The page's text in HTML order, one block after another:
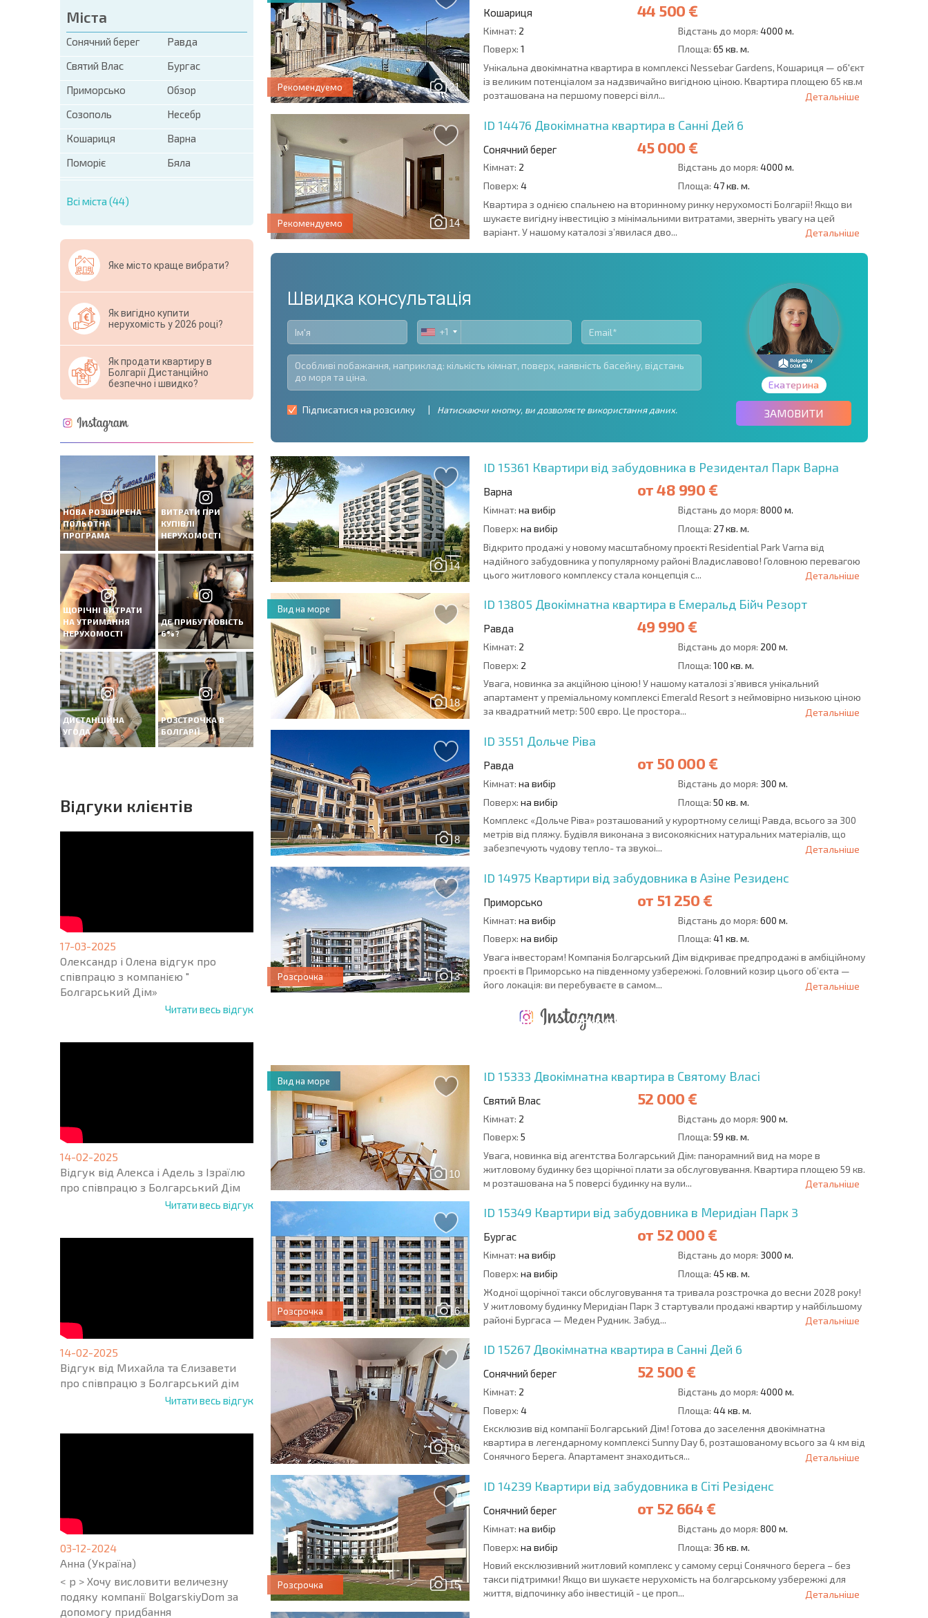
Міста
Сонячний берег
Равда
Святий Влас
Бургас
Приморсько
Обзор
Созополь
Несебр
Кошариця
Варна
Поморіє
Бяла
Всі міста (44)
Яке місто краще вибрати?
Як вигідно купити
нерухомість у 2026 році?
Як продати квартиру в
Болгарії Дистанційно
безпечно і швидко?
НОВА РОЗШИРЕНА
ПОЛЬОТНА
ПРОГРАМА
ВИТРАТИ ПРИ
КУПІВЛІ
НЕРУХОМОСТІ
ЩОРІЧНІ ВИТРАТИ
НА УТРИМАННЯ
НЕРУХОМОСТІ
ДЕ ПРИБУТКОВІСТЬ
6%?
ДИСТАНЦІЙНА
УГОДА
РОЗСТРОЧКА В
БОЛГАРІЇ
Вiдгуки клієнтів
17-03-2025
Олександр і Олена відгук про
співпрацю з компанією "
Болгарський Дім»
Читати весь відгук
14-02-2025
Відгук від Алекса і Адель з Ізраїлю
про співпрацю з Болгарський Дім
Читати весь відгук
14-02-2025
Відгук від Михайла та Єлизавети
про співпрацю з Болгарський дім
Читати весь відгук
03-12-2024
Анна (Україна)
< p > Хочу висловити величезну
подяку компанії BolgarskiyDom за
допомогу придбання
21
Рекомендуемо
Кошариця 44 500 €
Кімнат: 2 Відстань до моря: 4000 м.
Поверх: 1 Площа: 65 кв. м.
Унікальна двокімнатна квартира в комплексі Nessebar Gardens, Кошариця — об'єкт
із великим потенціалом за надзвичайно вигідною ціною. Квартира площею 65 кв.м
розташована на першому поверсі вілл...
Детальніше
14
Рекомендуемо
ID 14476 Двокімнатна квартира в Санні Дей 6
Сонячний берег 45 000 €
Кімнат: 2 Відстань до моря: 4000 м.
Поверх: 4 Площа: 47 кв. м.
Квартира з однією спальнею на вторинному ринку нерухомості Болгарії! Якщо ви
шукаєте вигідну інвестицію з мінімальними витратами, зверніть увагу на цей
варіант. У нашому каталозі з’явилася дво...
Детальніше
Швидка консультація
United
+1
+1
Підписатися на розсилку Натискаючи кнопку, ви дозволяєте використання даних.
Екатерина
ЗАМОВИТИ
14
ID 15361 Квартири від забудовника в Резидентал Парк Варна
Варна от48 990 €
Кімнат: на вибір Відстань до моря: 8000 м.
Поверх: на вибір Площа: 27 кв. м.
Відкрито продажі у новому масштабному проєкті Residential Park Varna від
надійного забудовника у популярному районі Владиславово! Головною перевагою
цього житлового комплексу стала концепція с...
Детальніше
18
ID 13805 Двокімнатна квартира в Емеральд Бійч Резорт
Равда 49 990 €
Кімнат: 2 Відстань до моря: 200 м.
Поверх: 2 Площа: 100 кв. м.
Вид на море
Увага, новинка за акційною ціною! У нашому каталозі з’явився унікальний
апартамент у преміальному комплексі Emerald Resort з неймовірно низькою ціною
за квадратний метр: 500 євро. Це простора...
Детальніше
8
ID 3551 Дольче Ріва
Равда от 50 000 €
Кімнат: на вибір Відстань до моря: 300 м.
Поверх: на вибір Площа: 50 кв. м.
Комплекс «Дольче Ріва» розташований у курортному селищі Равда, всього за 300
метрів від пляжу. Будівля виконана з високоякісних натуральних матеріалів, що
забезпечують чудову тепло- та звукоі...
Детальніше
3
Розсрочка
ID 14975 Квартири від забудовника в Азіне Резиденс
Приморсько от 51 250 €
Кімнат: на вибір Відстань до моря: 600 м.
Поверх: на вибір Площа: 41 кв. м.
Увага інвесторам! Компанія Болгарський Дім відкриває предпродажі в амбіційному
проєкті в Приморсько на південному узбережжі. Головний козир цього об’єкта —
його локація: ви перебуваєте в самом...
Детальніше
ВИТРАТИ НА
УТРИМАННЯ
ПРИБУТКОВІСТЬ
10
ID 15333 Двокімнатна квартира в Святому Власі
Святий Влас 52 000 €
Кімнат: 2 Відстань до моря: 900 м.
Поверх: 5 Площа: 59 кв. м.
Вид на море
Увага, новинка від агентства Болгарський Дім: панорамний вид на море в
житловому будинку без щорічної плати за обслуговування. Квартира площею 59 кв.
м розташована на 5 поверсі будинку на вули...
Детальніше
6
Розсрочка
ID 15349 Квартири від забудовника в Меридіан Парк 3
Бургас от 52 000 €
Кімнат: на вибір Відстань до моря: 3000 м.
Поверх: на вибір Площа: 45 кв. м.
Жодної щорічної такси обслуговування та тривала розстрочка до весни 2028 року!
У житловому будинку Меридіан Парк 3 стартували продажі квартир у найбільшому
районі Бургаса — Меден Рудник. Забуд...
Детальніше
10
ID 15267 Двокімнатна квартира в Санні Дей 6
Сонячний берег 52 500 €
Кімнат: 2 Відстань до моря: 4000 м.
Поверх: 4 Площа: 44 кв. м.
Ексклюзив від компанії Болгарський Дім! Готова до заселення двокімнатна
квартира в легендарному комплексі Sunny Day 6, розташованому всього за 4 км від
Сонячного Берега. Апартамент знаходиться...
Детальніше
15
Розсрочка
ID 14239 Квартири від забудовника в Сіті Резіденс
Сонячний берег от 52 664 €
Кімнат: на вибір Відстань до моря: 800 м.
Поверх: на вибір Площа: 36 кв. м.
Новий ексклюзивний житловий комплекс у самому серці Сонячного берега – без
такси підтримки! Якщо ви шукаєте нерухомість на болгарському узбережжі для
життя, відпочинку або інвестицій - це проп...
Детальніше